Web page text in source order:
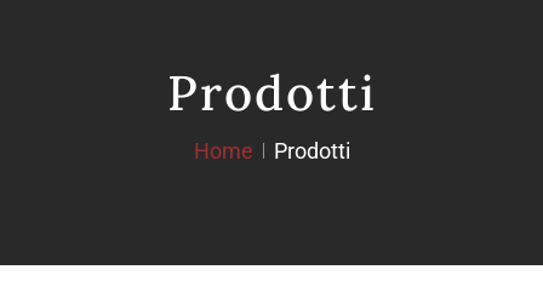
Prodotti
Home Prodotti